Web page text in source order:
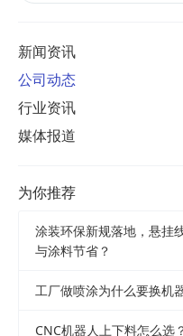
新闻资讯
公司动态
行业资讯
媒体报道
为你推荐
涂装环保新规落地，悬挂
与涂料节省？
工厂做喷涂为什么要换机
CNC机器人上下料怎么选